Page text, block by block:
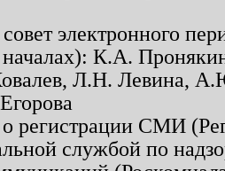
электронного
началах): К.А.
Л.Н. Левина,
о регистрации СМИ
службой по